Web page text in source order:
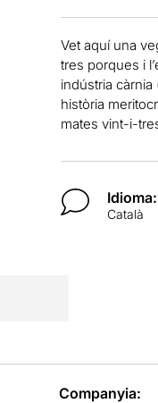
Vet aquí una
tres porques i
indústria càrnia
història
mates vint-i-
Idioma:
Català
Companyia: